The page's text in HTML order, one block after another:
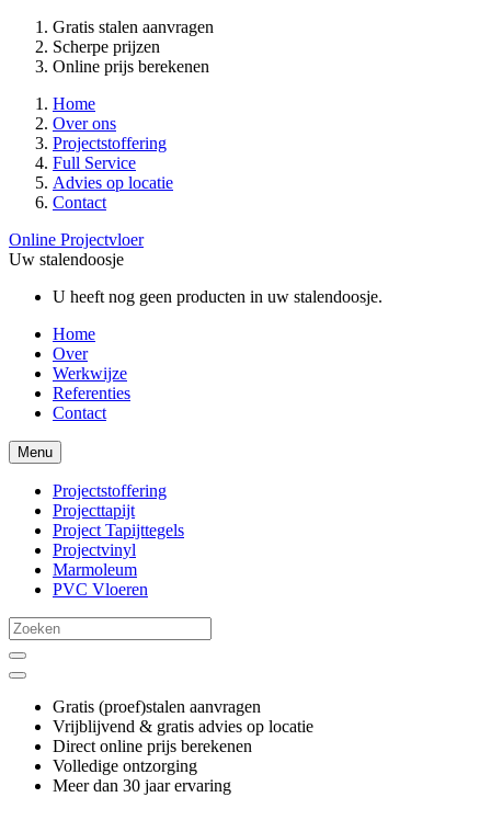
Gratis stalen aanvragen
Scherpe prijzen
Online prijs berekenen
Home
Over ons
Projectstoffering
Full Service
Advies op locatie
Contact
Online Projectvloer
Uw stalendoosje
U heeft nog geen producten in uw stalendoosje.
Home
Over
Werkwijze
Referenties
Contact
Menu
Projectstoffering
Projecttapijt
Project Tapijttegels
Projectvinyl
Marmoleum
PVC Vloeren
Gratis (proef)stalen aanvragen
Vrijblijvend & gratis advies op locatie
Direct online prijs berekenen
Volledige ontzorging
Meer dan 30 jaar ervaring